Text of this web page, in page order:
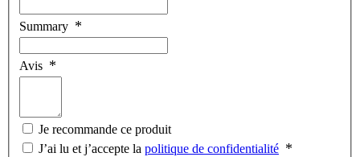
Summary
Avis
Je recommande ce produit
J’ai lu et j’accepte la politique de confidentialité